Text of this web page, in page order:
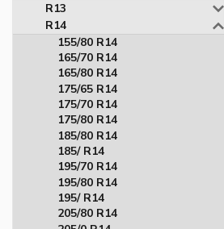
R13
R14
155/80 R14
165/70 R14
165/80 R14
175/65 R14
175/70 R14
175/80 R14
185/80 R14
185/ R14
195/70 R14
195/80 R14
195/ R14
205/80 R14